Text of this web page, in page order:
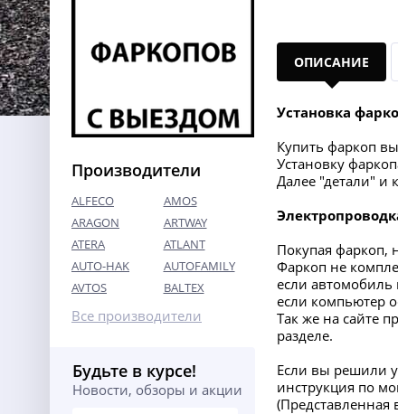
Производители
ALFECO
AMOS
ARAGON
ARTWAY
ATERA
ATLANT
AUTO-HAK
AUTOFAMILY
AVTOS
BALTEX
Все производители
Будьте в курсе!
Новости, обзоры и акции
ОПИСАНИЕ
Установка
Купить фаркоп
Установку
Далее "детали" и
Покупая фаркоп,
Фаркоп не
если
если компьютер
Так же на сайте
разделе.
Если вы решили
инструкция по